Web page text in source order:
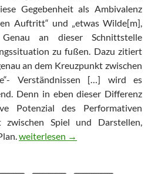
Gegebenheit als Ambivalenz
Auftritt“ und „etwas Wilde[m],
Genau an dieser Schnittstelle
zu fußen. Dazu zitiert
an dem Kreuzpunkt zwischen
Verständnissen […] wird es
Denn in eben dieser Differenz
Potenzial des Performativen
zwischen Spiel und Darstellen,
LISTEN AND WHISTLE –
weiterlesen →